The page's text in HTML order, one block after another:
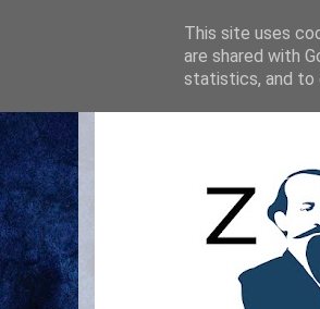
This site uses
are shared with
statistics, and to